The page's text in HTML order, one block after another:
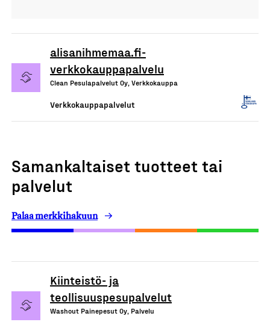
alisanihmemaa.fi-
verkkokauppapalvelu
Clean Pesulapalvelut Oy, Verkkokauppa
Verkkokauppapalvelut
Samankaltaiset tuotteet tai
palvelut
Palaa merkkihakuun
Kiinteistö- ja
teollisuuspesupalvelut
Washout Painepesut Oy, Palvelu